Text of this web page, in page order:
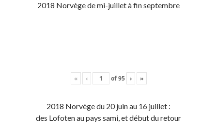
2018 Norvège de mi-juillet à fin septembre
« ‹ of95 › »
2018 Norvège du 20 juin au 16 juillet :
des Lofoten au pays sami, et début du retour